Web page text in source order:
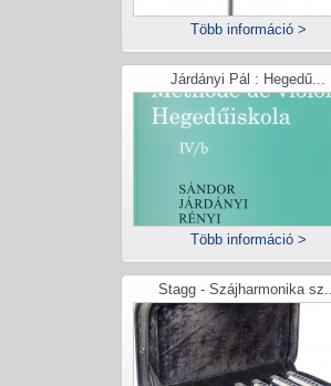
Több információ >
Járdányi Pál : Hegedű...
Több információ >
Stagg - Szájharmonika sz...